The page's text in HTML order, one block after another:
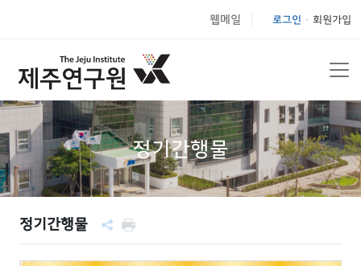
웹메일 로그인 회원가입
정기간행물
정기간행물